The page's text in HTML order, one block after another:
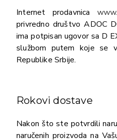
Internet prodavnica
privredno društvo ADOC
ima potpisan ugovor sa D
službom putem koje se
Republike Srbije.
Rokovi dostave
Nakon što ste potvrdili
naručenih proizvoda na